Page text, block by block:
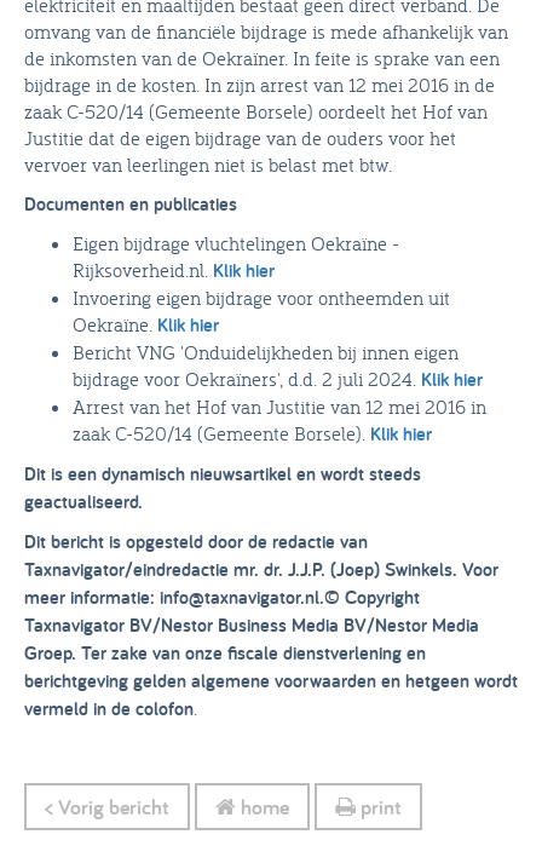
omvang van de financiële bijdrage is mede afhankelijk van
de inkomsten van de Oekraïner. In feite is sprake van een
bijdrage in de kosten. In zijn arrest van 12 mei 2016 in de
zaak C-520/14 (Gemeente Borsele) oordeelt het Hof van
Justitie dat de eigen bijdrage van de ouders voor het
vervoer van leerlingen niet is belast met btw.
Documenten en publicaties
Eigen bijdrage vluchtelingen Oekraïne -
Rijksoverheid.nl. Klik hier
Invoering eigen bijdrage voor ontheemden uit
Oekraïne. Klik hier
Bericht VNG 'Onduidelijkheden bij innen eigen
bijdrage voor Oekraïners', d.d. 2 juli 2024. Klik hier
Arrest van het Hof van Justitie van 12 mei 2016 in
zaak C-520/14 (Gemeente Borsele). Klik hier
Dit is een dynamisch nieuwsartikel en wordt steeds
geactualiseerd.
Dit bericht is opgesteld door de redactie van
Taxnavigator/eindredactie mr. dr. J.J.P. (Joep) Swinkels. Voor
meer informatie: info@taxnavigator.nl.© Copyright
Taxnavigator BV/Nestor Business Media BV/Nestor Media
Groep. Ter zake van onze fiscale dienstverlening en
berichtgeving gelden algemene voorwaarden en hetgeen wordt
vermeld in de colofon
< Vorig bericht home print